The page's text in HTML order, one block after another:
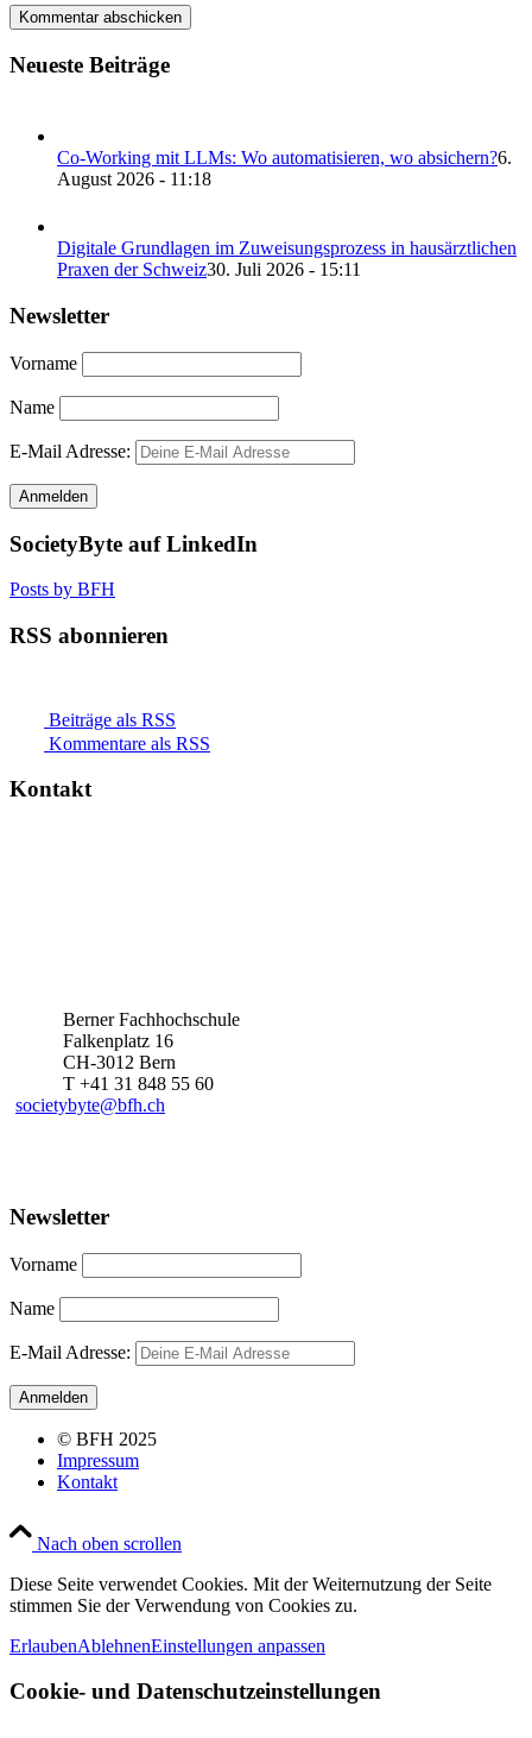
Neueste Beiträge
Co-Working mit LLMs: Wo automatisieren, wo absichern?6.
August 2026 - 11:18
Digitale Grundlagen im Zuweisungsprozess in hausärztlichen
Praxen der Schweiz30. Juli 2026 - 15:11
Newsletter
Vorname
Name
E-Mail Adresse:
SocietyByte auf LinkedIn
Posts by BFH
RSS abonnieren
Beiträge als RSS
Kommentare als RSS
Kontakt
Berner Fachhochschule
Falkenplatz 16
CH-3012 Bern
T +41 31 848 55 60
societybyte@bfh.ch
Newsletter
Vorname
Name
E-Mail Adresse:
© BFH 2025
Impressum
Kontakt
Nach oben scrollen
Diese Seite verwendet Cookies. Mit der Weiternutzung der Seite
stimmen Sie der Verwendung von Cookies zu.
ErlaubenAblehnenEinstellungen anpassen
Cookie- und Datenschutzeinstellungen